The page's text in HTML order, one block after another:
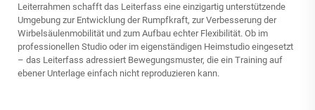
Leiterrahmen schafft das Leiterfass eine einzigartig unterstützende
Umgebung zur Entwicklung der Rumpfkraft, zur Verbesserung der
Wirbelsäulenmobilität und zum Aufbau echter Flexibilität. Ob im
professionellen Studio oder im eigenständigen Heimstudio eingesetzt
– das Leiterfass adressiert Bewegungsmuster, die ein Training auf
ebener Unterlage einfach nicht reproduzieren kann.